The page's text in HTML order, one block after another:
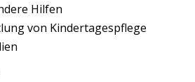
Hilfen
von Kindertagespflege